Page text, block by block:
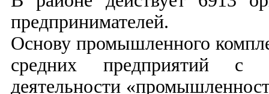
предпринимателей.
Основу промышленного
средних предприятий с
деятельности